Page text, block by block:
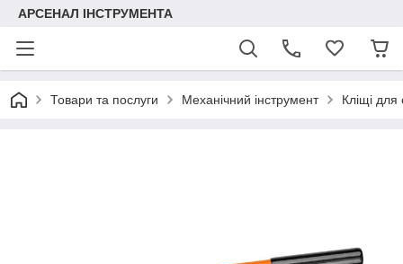
АРСЕНАЛ ІНСТРУМЕНТА
Товари та послуги Механічний інструмент Кліщі